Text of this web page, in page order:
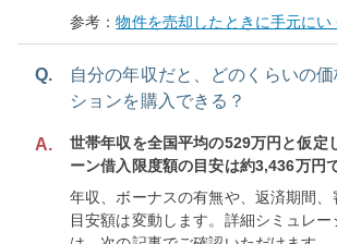
参考：物件を売却したときに手元にい
Q.
自分の年収だと、どのくらいの
ションを購入できる？
A.
世帯年収を全国平均の529万円と仮定
ーン借入限度額の目安は約3,436万円で
年収、ボーナスの有無や、返済期間、
目安額は変動します。詳細シミュレー